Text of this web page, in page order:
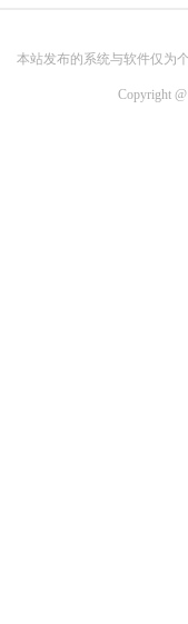
本站发布的系统与软件仅为
Copyright